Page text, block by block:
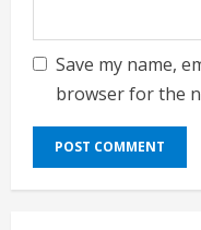
Save my name,
browser for the